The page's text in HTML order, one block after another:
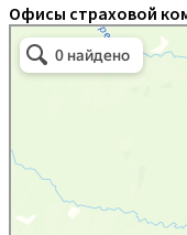
Офисы страховой